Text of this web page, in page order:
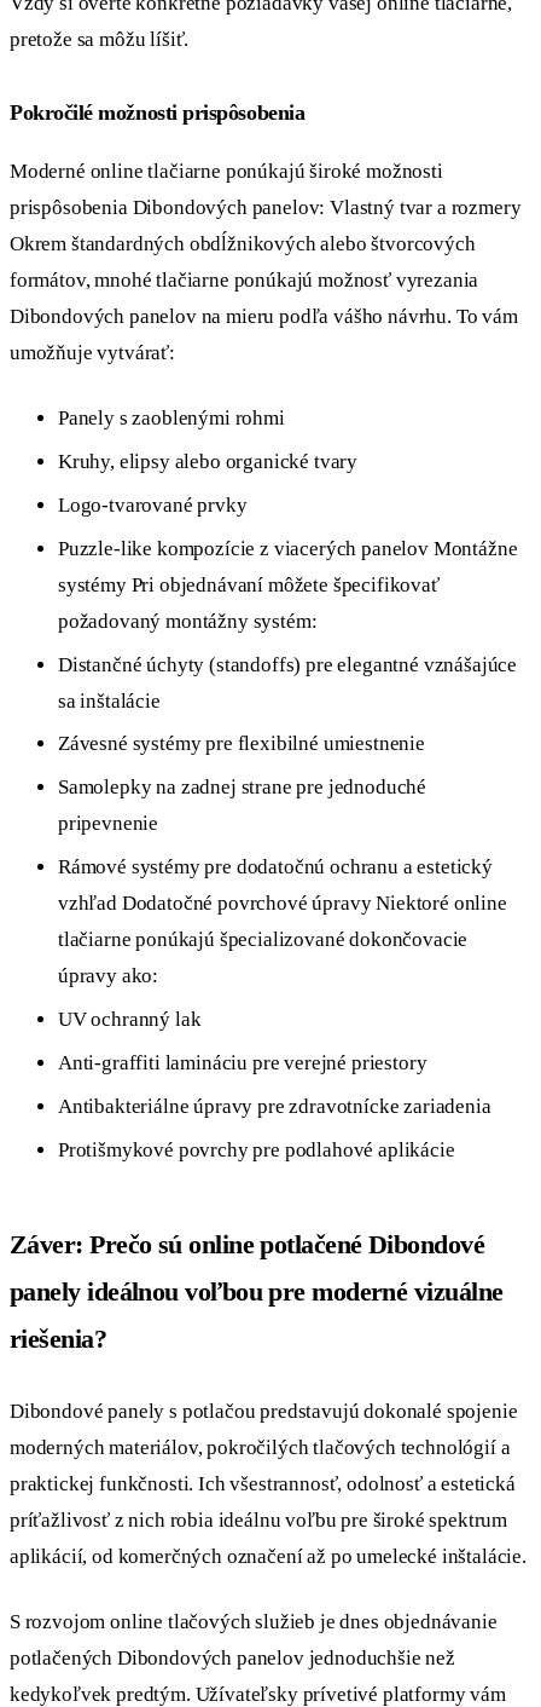
pretože sa môžu líšiť.
Pokročilé možnosti prispôsobenia
Moderné online tlačiarne ponúkajú široké možnosti
prispôsobenia Dibondových panelov: Vlastný tvar a rozmery
Okrem štandardných obdĺžnikových alebo štvorcových
formátov, mnohé tlačiarne ponúkajú možnosť vyrezania
Dibondových panelov na mieru podľa vášho návrhu. To vám
umožňuje vytvárať:
Panely s zaoblenými rohmi
Kruhy, elipsy alebo organické tvary
Logo-tvarované prvky
Puzzle-like kompozície z viacerých panelov Montážne
systémy Pri objednávaní môžete špecifikovať
požadovaný montážny systém:
Distančné úchyty (standoffs) pre elegantné vznášajúce
sa inštalácie
Závesné systémy pre flexibilné umiestnenie
Samolepky na zadnej strane pre jednoduché
pripevnenie
Rámové systémy pre dodatočnú ochranu a estetický
vzhľad Dodatočné povrchové úpravy Niektoré online
tlačiarne ponúkajú špecializované dokončovacie
úpravy ako:
UV ochranný lak
Anti-graffiti lamináciu pre verejné priestory
Antibakteriálne úpravy pre zdravotnícke zariadenia
Protišmykové povrchy pre podlahové aplikácie
Záver: Prečo sú online potlačené Dibondové
panely ideálnou voľbou pre moderné vizuálne
riešenia?
Dibondové panely s potlačou predstavujú dokonalé spojenie
moderných materiálov, pokročilých tlačových technológií a
praktickej funkčnosti. Ich všestrannosť, odolnosť a estetická
príťažlivosť z nich robia ideálnu voľbu pre široké spektrum
aplikácií, od komerčných označení až po umelecké inštalácie.
S rozvojom online tlačových služieb je dnes objednávanie
potlačených Dibondových panelov jednoduchšie než
kedykoľvek predtým. Užívateľsky prívetivé platformy vám